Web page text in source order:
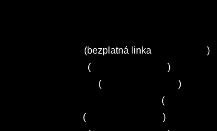
(bezplatná linka
)
(
)
(
)
(
(
)